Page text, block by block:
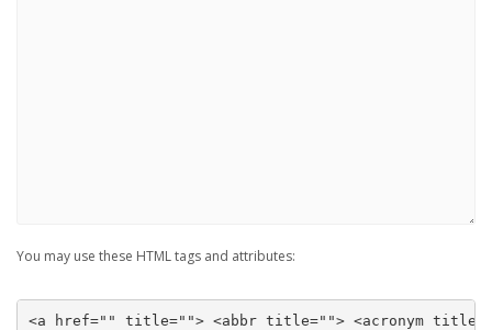
You may use these HTML tags and attributes:
<a href="" title=""> <abbr title=""> <acronym